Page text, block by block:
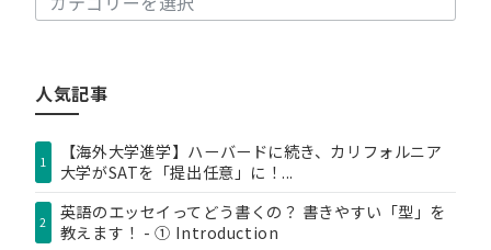
ー
人気記事
1
【海外大学進学】ハーバードに続き、カリフォルニア
大学がSATを「提出任意」に！...
2
英語のエッセイってどう書くの？ 書きやすい「型」を
教えます！ - ① Introduction